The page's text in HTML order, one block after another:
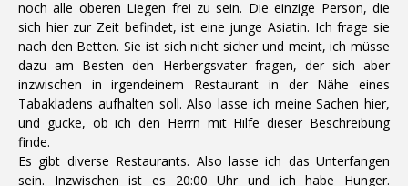
noch alle oberen Liegen frei zu sein. Die einzige Person, die
sich hier zur Zeit befindet, ist eine junge Asiatin. Ich frage sie
nach den Betten. Sie ist sich nicht sicher und meint, ich müsse
dazu am Besten den Herbergsvater fragen, der sich aber
inzwischen in irgendeinem Restaurant in der Nähe eines
Tabakladens aufhalten soll. Also lasse ich meine Sachen hier,
und gucke, ob ich den Herrn mit Hilfe dieser Beschreibung
finde.
Es gibt diverse Restaurants. Also lasse ich das Unterfangen
sein. Inzwischen ist es 20:00 Uhr und ich habe Hunger.